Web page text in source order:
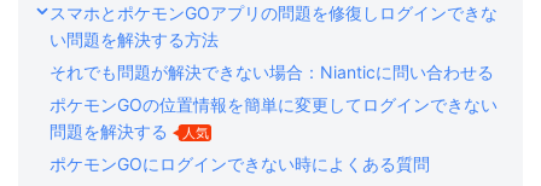
スマホとポケモンGOアプリの問題を修復しログインできな
い問題を解決する方法
それでも問題が解決できない場合：Nianticに問い合わせる
ポケモンGOの位置情報を簡単に変更してログインできない
問題を解決する
人気
ポケモンGOにログインできない時によくある質問